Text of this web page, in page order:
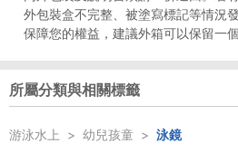
外包裝盒不完整、被塗寫標記等情況
保障您的權益，建議外箱可以保留一
所屬分類與相關標籤
游泳水上 > 幼兒孩童 > 泳鏡